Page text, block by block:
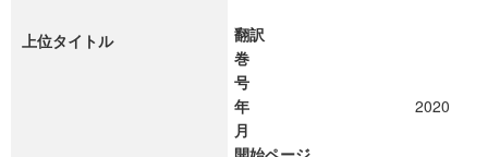
上位タイトル
翻訳
巻
号
年
2020
月